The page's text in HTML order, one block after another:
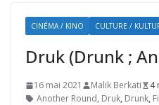
CINÉMA / KINO CULTURE /
Druk (Drunk ;
16 mai 2021 Malik Berkati
4
Another Round, Druk, Drunk,